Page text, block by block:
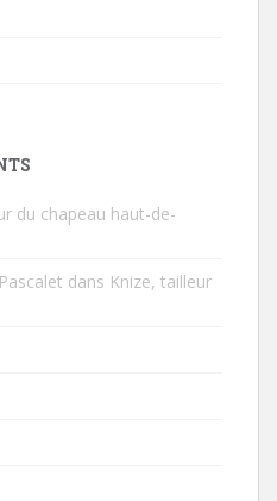
du chapeau haut-de-
dans Knize, tailleur